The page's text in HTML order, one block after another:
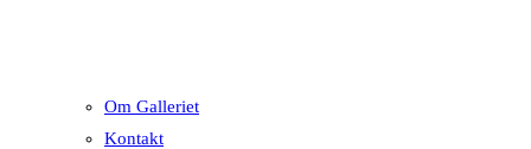
Om Galleriet
Kontakt